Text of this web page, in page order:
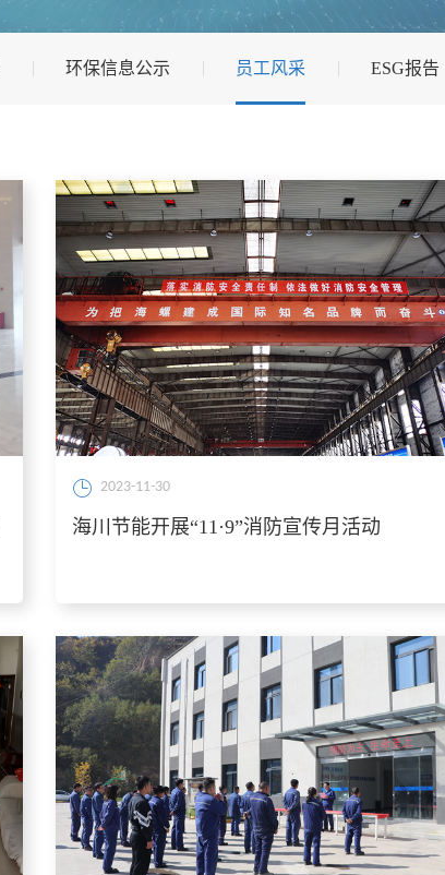
环保信息公示 员工风采 ESG报告
2023-11-30
海川节能开展“11·9”消防宣传月活动